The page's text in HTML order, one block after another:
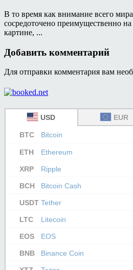
В то время как внимание всего
сосредоточено преимущественно
картине, ...
Добавить комментарий
Для отправки комментария вам